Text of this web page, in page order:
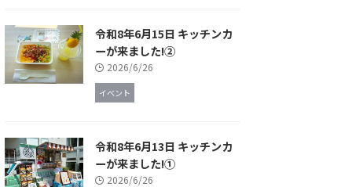
令和8年6月15日 キッチンカ
ーが来ました!②
2026/6/26
イベント
令和8年6月13日 キッチンカ
ーが来ました!①
2026/6/26